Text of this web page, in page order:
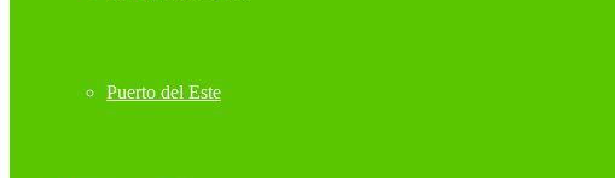
Puerto del Este